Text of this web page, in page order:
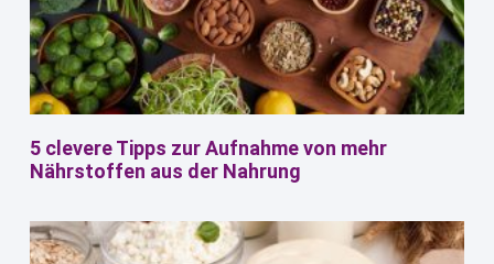
5 clevere Tipps zur Aufnahme von mehr
Nährstoffen aus der Nahrung